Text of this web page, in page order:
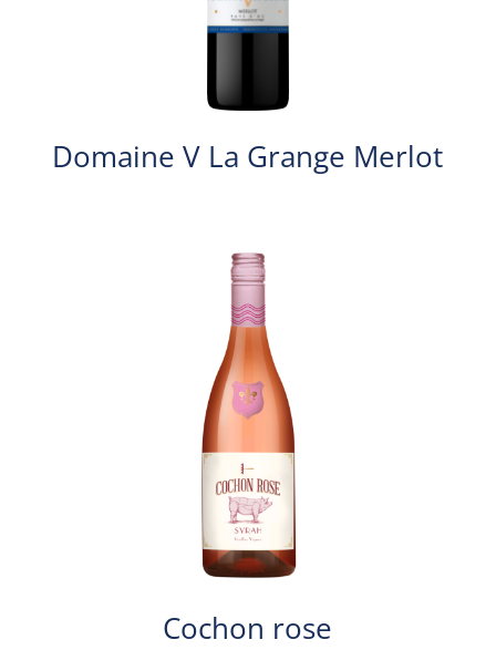
Domaine V La Grange Merlot
Cochon rose